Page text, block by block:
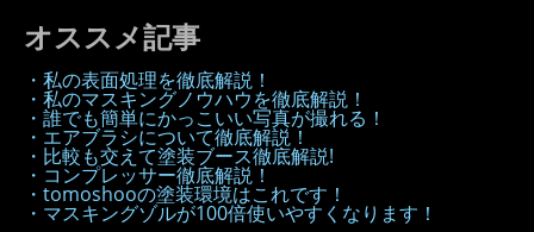
オススメ記事
・私の表面処理を徹底解説！
・私のマスキングノウハウを徹底解説！
・誰でも簡単にかっこいい写真が撮れる！
・エアブラシについて徹底解説！
・比較も交えて塗装ブース徹底解説!
・コンプレッサー徹底解説！
・tomoshooの塗装環境はこれです！
・マスキングゾルが100倍使いやすくなります！